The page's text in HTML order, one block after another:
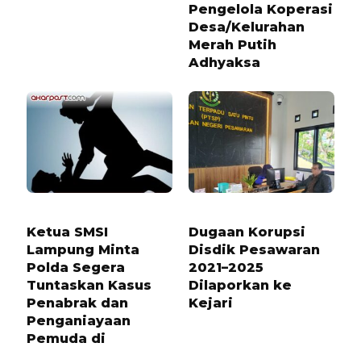
Pengelola Koperasi
Desa/Kelurahan
Merah Putih
Adhyaksa
Ketua SMSI
Lampung Minta
Polda Segera
Tuntaskan Kasus
Penabrak dan
Penganiayaan
Pemuda di
Dugaan Korupsi
Disdik Pesawaran
2021–2025
Dilaporkan ke
Kejari